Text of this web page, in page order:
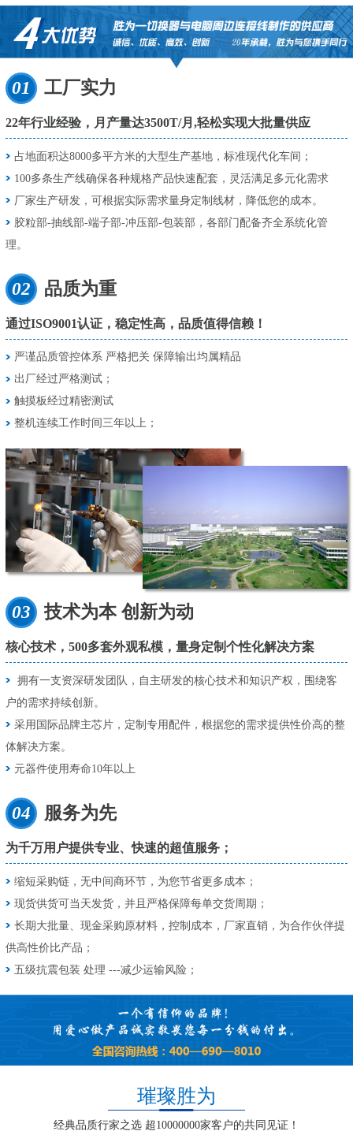
01 工厂实力
22年行业经验，月产量达3500T/月,轻松实现大批量供应
占地面积达8000多平方米的大型生产基地，标准现代化车间；
100多条生产线确保各种规格产品快速配套，灵活满足多元化需求
厂家生产研发，可根据实际需求量身定制线材，降低您的成本。
胶粒部-抽线部-端子部-冲压部-包装部，各部门配备齐全系统化管
理。
02 品质为重
通过ISO9001认证，稳定性高，品质值得信赖！
严谨品质管控体系 严格把关 保障输出均属精品
出厂经过严格测试；
触摸板经过精密测试
整机连续工作时间三年以上；
03 技术为本 创新为动
核心技术，500多套外观私模，量身定制个性化解决方案
拥有一支资深研发团队，自主研发的核心技术和知识产权，围绕客
户的需求持续创新。
采用国际品牌主芯片，定制专用配件，根据您的需求提供性价高的整
体解决方案。
元器件使用寿命10年以上
04 服务为先
为千万用户提供专业、快速的超值服务；
缩短采购链，无中间商环节，为您节省更多成本；
现货供货可当天发货，并且严格保障每单交货周期；
长期大批量、现金采购原材料，控制成本，厂家直销，为合作伙伴提
供高性价比产品；
五级抗震包装 处理 ---减少运输风险；
璀璨胜为
经典品质行家之选 超10000000家客户的共同见证！